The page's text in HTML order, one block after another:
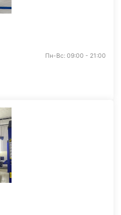
Пн-Вс: 09:00 - 21:00